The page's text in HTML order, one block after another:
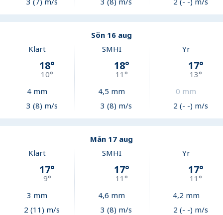
Sön 16 aug
Klart
18°
10°
4 mm
3 (8) m/s
SMHI
18°
11 °
4,5 mm
3 (8) m/s
Yr
17°
13°
0 mm
2 (- -) m/s
Mån 17 aug
Klart
17°
9°
3 mm
2 (11) m/s
SMHI
17°
11 °
4,6 mm
3 (8) m/s
Yr
17°
11°
4,2 mm
2 (- -) m/s